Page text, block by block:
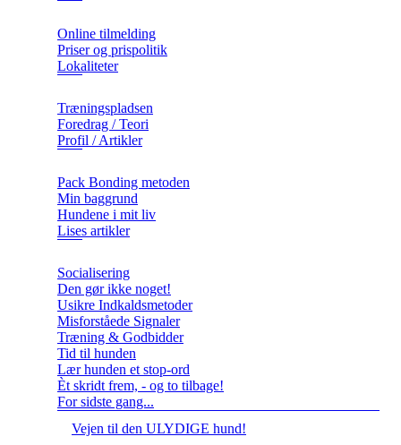
Online tilmelding
Priser og prispolitik
Lokaliteter
Træningspladsen
Foredrag / Teori
Profil / Artikler
Pack Bonding metoden
Min baggrund
Hundene i mit liv
Lises artikler
Socialisering
Den gør ikke noget!
Usikre Indkaldsmetoder
Misforståede Signaler
Træning & Godbidder
Tid til hunden
Lær hunden et stop-ord
Èt skridt frem, - og to tilbage!
For sidste gang...
Vejen til den ULYDIGE hund!